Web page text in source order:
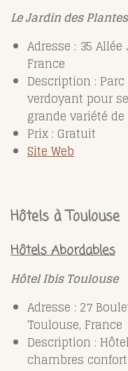
Le Jardin des Plantes
Adresse : 35
France
Description :
verdoyant pour
grande variété
Prix : Gratuit
Site Web
Hôtels à Toulouse
Hôtels Abordables
Hôtel Ibis Toulouse
Adresse : 27
Toulouse, France
Description :
chambres